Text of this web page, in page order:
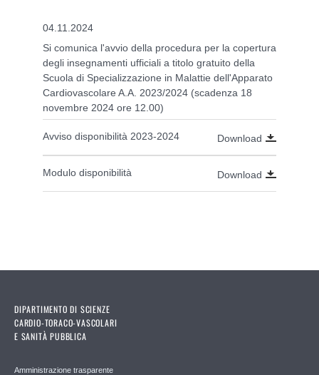
04.11.2024
Si comunica l'avvio della procedura per la copertura
degli insegnamenti ufficiali a titolo gratuito della
Scuola di Specializzazione in Malattie dell'Apparato
Cardiovascolare A.A. 2023/2024 (scadenza 18
novembre 2024 ore 12.00)
Avviso disponibilità 2023-2024 Download
Modulo disponibilità Download
DIPARTIMENTO DI SCIENZE
CARDIO-TORACO-VASCOLARI
E SANITÀ PUBBLICA
Amministrazione trasparente